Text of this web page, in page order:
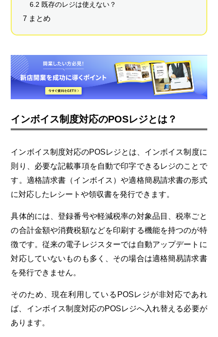
6.2 既存のレジは使えない？
7 まとめ
インボイス制度対応のPOSレジとは？
インボイス制度対応のPOSレジとは、インボイス制度に
則り、必要な記載事項を自動で印字できるレジのことで
す。適格請求書（インボイス）や適格簡易請求書の形式
に対応したレシートや領収書を発行できます。
具体的には、登録番号や軽減税率の対象品目、税率ごと
の合計金額や消費税額などを印刷する機能を持つのが特
徴です。従来の電子レジスターでは自動アップデートに
対応していないものも多く、その場合は適格簡易請求書
を発行できません。
そのため、現在利用しているPOSレジが非対応であれ
ば、インボイス制度対応のPOSレジへ入れ替える必要が
あります。